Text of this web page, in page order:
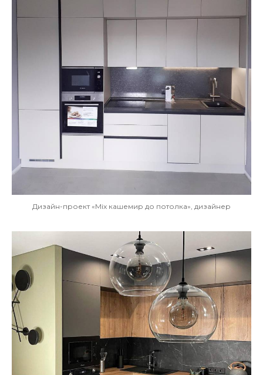
Дизайн-проект «Mix кашемир до потолка», дизайнер